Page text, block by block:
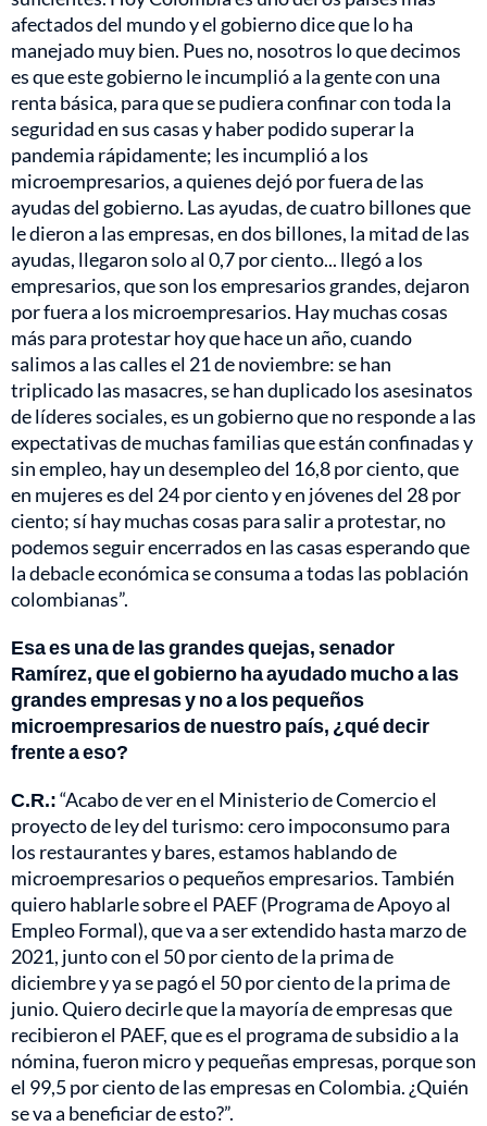
afectados del mundo y el gobierno dice que lo ha
manejado muy bien. Pues no, nosotros lo que decimos
es que este gobierno le incumplió a la gente con una
renta básica, para que se pudiera confinar con toda la
seguridad en sus casas y haber podido superar la
pandemia rápidamente; les incumplió a los
microempresarios, a quienes dejó por fuera de las
ayudas del gobierno. Las ayudas, de cuatro billones que
le dieron a las empresas, en dos billones, la mitad de las
ayudas, llegaron solo al 0,7 por ciento... llegó a los
empresarios, que son los empresarios grandes, dejaron
por fuera a los microempresarios. Hay muchas cosas
más para protestar hoy que hace un año, cuando
salimos a las calles el 21 de noviembre: se han
triplicado las masacres, se han duplicado los asesinatos
de líderes sociales, es un gobierno que no responde a las
expectativas de muchas familias que están confinadas y
sin empleo, hay un desempleo del 16,8 por ciento, que
en mujeres es del 24 por ciento y en jóvenes del 28 por
ciento; sí hay muchas cosas para salir a protestar, no
podemos seguir encerrados en las casas esperando que
la debacle económica se consuma a todas las población
colombianas”.
Esa es una de las grandes quejas, senador
Ramírez, que el gobierno ha ayudado mucho a las
grandes empresas y no a los pequeños
microempresarios de nuestro país, ¿qué decir
frente a eso?
C.R.:“Acabo de ver en el Ministerio de Comercio el
proyecto de ley del turismo: cero impoconsumo para
los restaurantes y bares, estamos hablando de
microempresarios o pequeños empresarios. También
quiero hablarle sobre el PAEF (Programa de Apoyo al
Empleo Formal), que va a ser extendido hasta marzo de
2021, junto con el 50 por ciento de la prima de
diciembre y ya se pagó el 50 por ciento de la prima de
junio. Quiero decirle que la mayoría de empresas que
recibieron el PAEF, que es el programa de subsidio a la
nómina, fueron micro y pequeñas empresas, porque son
el 99,5 por ciento de las empresas en Colombia. ¿Quién
se va a beneficiar de esto?”.